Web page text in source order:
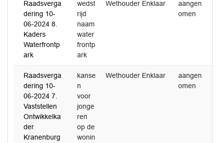
Raadsverga
dering 10-
06-2024 8.
Kaders
Waterfrontp
ark
wedst
rijd
naam
water
frontp
ark
Wethouder Enklaar
aangen
omen
Raadsverga
dering 10-
06-2024 7.
Vaststellen
Ontwikkelka
der
Kranenburg
kanse
n
voor
jonge
ren
op de
wonin
Wethouder Enklaar
aangen
omen